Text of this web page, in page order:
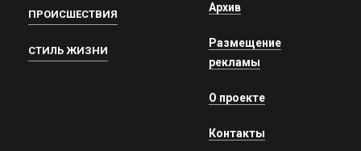
ПРОИСШЕСТВИЯ
СТИЛЬ ЖИЗНИ
Архив
Размещение
рекламы
О проекте
Контакты